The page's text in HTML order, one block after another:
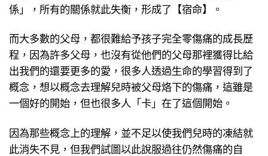
係」，所有的關係就此失衡，形成了【宿命】。
而大多數的父母，都很難給予孩子完全零傷痛的成長歷
程，因為許多父母，也沒有從他們的父母那裡獲得比給
出我們的還要更多的愛，很多人透過生命的學習得到了
概念，想以概念去理解兒時被父母烙下的傷痛，這雖是
一個好的開始，但也很多人「卡」在了這個開始。
因為那些概念上的理解，並不足以使我們兒時的凍結就
此消失不見，但我們試圖以此說服過往仍然傷痛的自